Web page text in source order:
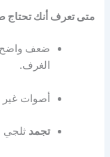
متى تعرف أنك تحتاج
ضعف واضح
الغرف.
أصوات غير
تجمد ثلجي